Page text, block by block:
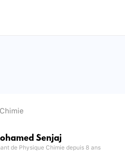
Senjaj
de Physique Chimie depuis 8 ans